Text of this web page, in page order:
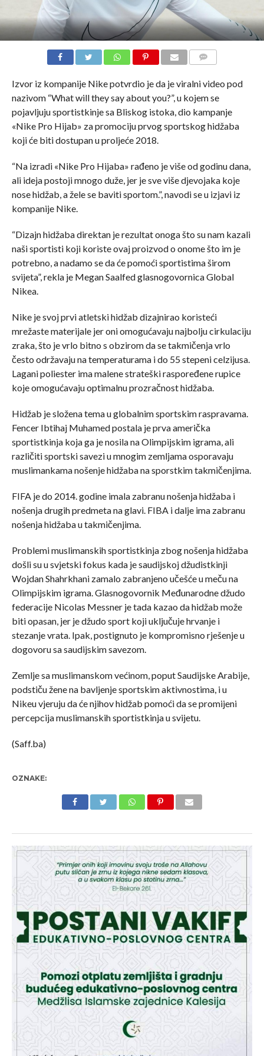
Izvor iz kompanije Nike potvrdio je da je viralni video pod
nazivom “What will they say about you?”, u kojem se
pojavljuju sportistkinje sa Bliskog istoka, dio kampanje
«Nike Pro Hijab» za promociju prvog sportskog hidžaba
koji će biti dostupan u proljeće 2018.
“Na izradi «Nike Pro Hijaba» rađeno je više od godinu dana,
ali ideja postoji mnogo duže, jer je sve više djevojaka koje
nose hidžab, a žele se baviti sportom.”, navodi se u izjavi iz
kompanije Nike.
“Dizajn hidžaba direktan je rezultat onoga što su nam kazali
naši sportisti koji koriste ovaj proizvod o onome što im je
potrebno, a nadamo se da će pomoći sportistima širom
svijeta”, rekla je Megan Saalfed glasnogovornica Global
Nikea.
Nike je svoj prvi atletski hidžab dizajnirao koristeći
mrežaste materijale jer oni omogućavaju najbolju cirkulaciju
zraka, što je vrlo bitno s obzirom da se takmičenja vrlo
često održavaju na temperaturama i do 55 stepeni celzijusa.
Lagani poliester ima malene strateški raspoređene rupice
koje omogućavaju optimalnu prozračnost hidžaba.
Hidžab je složena tema u globalnim sportskim raspravama.
Fencer Ibtihaj Muhamed postala je prva američka
sportistkinja koja ga je nosila na Olimpijskim igrama, ali
različiti sportski savezi u mnogim zemljama osporavaju
muslimankama nošenje hidžaba na sporstkim takmičenjima.
FIFA je do 2014. godine imala zabranu nošenja hidžaba i
nošenja drugih predmeta na glavi. FIBA i dalje ima zabranu
nošenja hidžaba u takmičenjima.
Problemi muslimanskih sportistkinja zbog nošenja hidžaba
došli su u svjetski fokus kada je saudijskoj džudistkinji
Wojdan Shahrkhani zamalo zabranjeno učešće u meču na
Olimpijskim igrama. Glasnogovornik Međunarodne džudo
federacije Nicolas Messner je tada kazao da hidžab može
biti opasan, jer je džudo sport koji uključuje hrvanje i
stezanje vrata. Ipak, postignuto je kompromisno rješenje u
dogovoru sa saudijskim savezom.
Zemlje sa muslimanskom većinom, poput Saudijske Arabije,
podstiču žene na bavljenje sportskim aktivnostima, i u
Nikeu vjeruju da će njihov hidžab pomoći da se promijeni
percepcija muslimanskih sportistkinja u svijetu.
(Saff.ba)
OZNAKE: